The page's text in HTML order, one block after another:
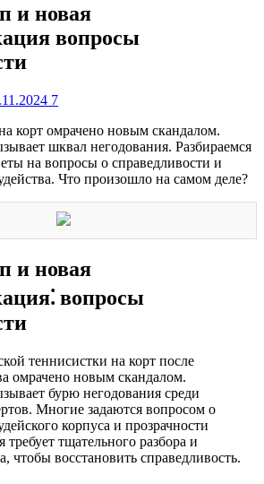
и новая
вопросы
7
корт омрачено новым скандалом.
шквал негодования. Разбираемся
на вопросы о справедливости и
Что произошло на самом деле?
и новая
вопросы
теннисистки на корт после
омрачено новым скандалом.
бурю негодования среди
Многие задаются вопросом о
корпуса и прозрачности
тщательного разбора и
чтобы восстановить справедливость.